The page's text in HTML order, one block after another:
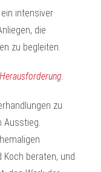
intensiver
die
zu begleiten.
zu
Ausstieg.
beraten, und